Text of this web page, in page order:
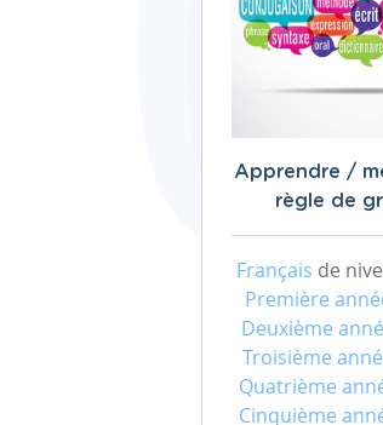
Apprendre /
règle de
Français de
Première
Deuxième
Troisième
Quatrième
Cinquième